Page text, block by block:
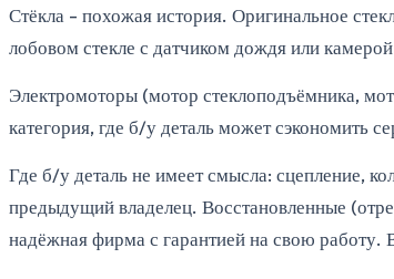
Стёкла - похожая история. Оригинальное
лобовом стекле с датчиком дождя или
Электромоторы (мотор стеклоподъёмника,
категория, где б/у деталь может сэкономить
Где б/у деталь не имеет смысла: сцепление,
предыдущий владелец. Восстановленные
надёжная фирма с гарантией на свою работу.